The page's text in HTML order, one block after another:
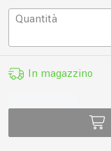
Quantità
In magazzino